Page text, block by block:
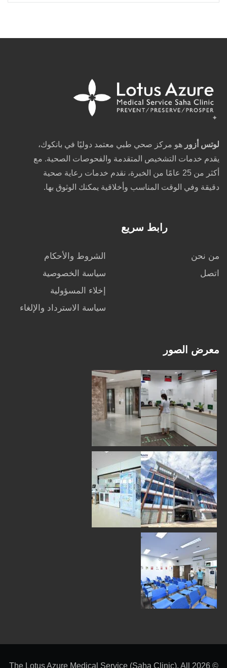
لوتس أزور هو مركز صحي طبي معتمد دوليًا في بانكوك،
يقدم خدمات التشخيص المتقدمة والفحوصات الصحية. مع
أكثر من 25 عامًا من الخبرة، نقدم خدمات رعاية صحية
دقيقة وفي الوقت المناسب وأخلاقية يمكنك الوثوق بها.
رابط سريع
من نحن
اتصل
الشروط والأحكام
سياسة الخصوصية
إخلاء المسؤولية
سياسة الاسترداد والإلغاء
معرض الصور
© 2026 The Lotus Azure Medical Service (Saha Clinic). All